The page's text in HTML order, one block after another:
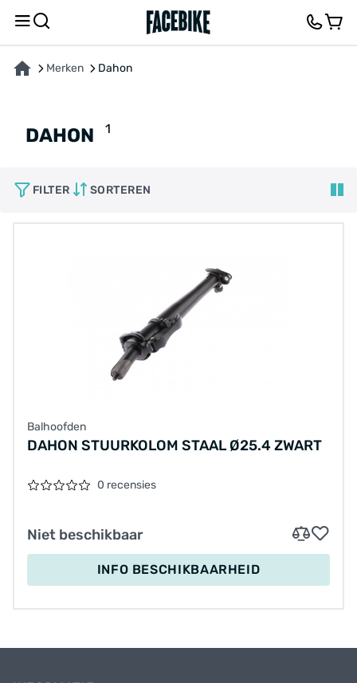
Merken Dahon
DAHON 1
FILTER SORTEREN
Balhoofden
DAHON STUURKOLOM STAAL Ø25.4 ZWART
0 recensies
Niet beschikbaar
INFO BESCHIKBAARHEID